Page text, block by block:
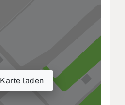
Karte laden